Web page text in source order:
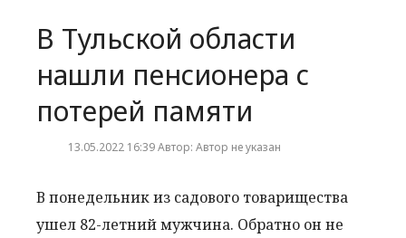
Городские события
В Тульской области
нашли пенсионера с
потерей памяти
13.05.2022 16:39 Автор: Автор не указан
В понедельник из садового товарищества
ушел 82-летний мужчина. Обратно он не